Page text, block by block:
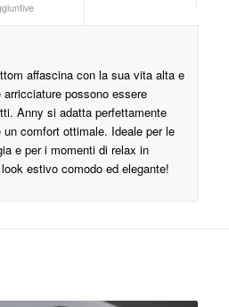
affascina con la sua vita alta e
possono essere
Anny si adatta perfettamente
comfort ottimale. Ideale per le
e per i momenti di relax in
estivo comodo ed elegante!